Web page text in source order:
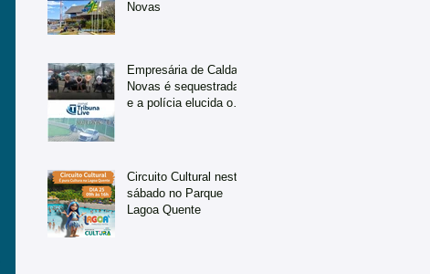
Novas
Empresária de Caldas
Novas é sequestrada
e a polícia elucida o
Circuito Cultural neste
sábado no Parque
Lagoa Quente